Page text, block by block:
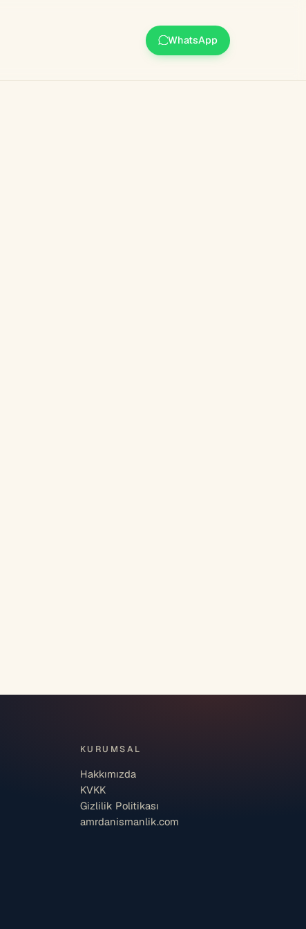
WhatsApp
KURUMSAL
Hakkımızda
KVKK
Gizlilik Politikası
amrdanismanlik.com